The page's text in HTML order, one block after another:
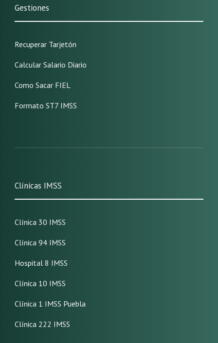
Gestiones
Recuperar Tarjetón
Calcular Salario Diario
Como Sacar FIEL
Formato ST7 IMSS
Clínicas IMSS
Clínica 30 IMSS
Clínica 94 IMSS
Hospital 8 IMSS
Clínica 10 IMSS
Clínica 1 IMSS Puebla
Clínica 222 IMSS